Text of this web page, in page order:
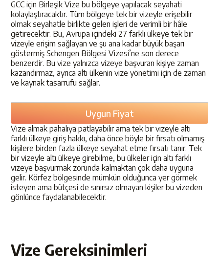
GCC için Birleşik Vize bu bölgeye yapılacak seyahati
kolaylaştıracaktır. Tüm bölgeye tek bir vizeyle erişebilir
olmak seyahatle birlikte gelen işleri de verimli bir hâle
getirecektir. Bu, Avrupa içindeki 27 farklı ülkeye tek bir
vizeyle erişim sağlayan ve şu ana kadar büyük başarı
göstermiş Schengen Bölgesi Vizesi’ne son derece
benzerdir. Bu vize yalnızca vizeye başvuran kişiye zaman
kazandırmaz, ayrıca altı ülkenin vize yönetimi için de zaman
ve kaynak tasarrufu sağlar.
Uygun Fiyat
Vize almak pahalıya patlayabilir ama tek bir vizeyle altı
farklı ülkeye giriş hakkı, daha önce böyle bir fırsatı olmamış
kişilere birden fazla ülkeye seyahat etme fırsatı tanır. Tek
bir vizeyle altı ülkeye girebilme, bu ülkeler için altı farklı
vizeye başvurmak zorunda kalmaktan çok daha uyguna
gelir. Körfez bölgesinde mümkün olduğunca yer görmek
isteyen ama bütçesi de sınırsız olmayan kişiler bu vizeden
gönlünce faydalanabilecektir.
Vize Gereksinimleri